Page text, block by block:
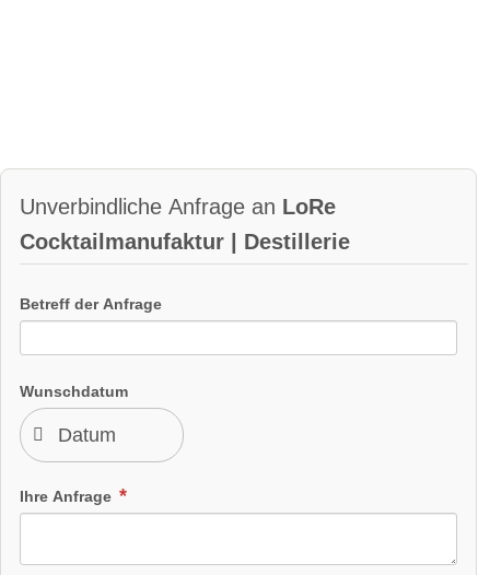
Unverbindliche Anfrage an LoRe
Cocktailmanufaktur | Destillerie
Betreff der Anfrage
Wunschdatum
Ihre Anfrage